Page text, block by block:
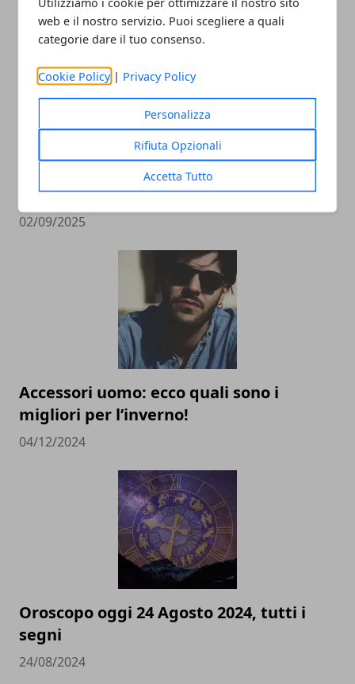
web e il nostro servizio. Puoi scegliere a quali
categorie dare il tuo consenso.
Cookie Policy | Privacy Policy
Personalizza
Rifiuta Opzionali
Accetta Tutto
L’universo Harry Potter: libri, film,
mostre e serie TV, tutte le versioni del
mondo fantasy più noto al mondo
02/09/2025
Accessori uomo: ecco quali sono i
migliori per l’inverno!
04/12/2024
Oroscopo oggi 24 Agosto 2024, tutti i
segni
24/08/2024